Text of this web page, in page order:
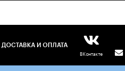
ДОСТАВКА И ОПЛАТА
ВКонтакте